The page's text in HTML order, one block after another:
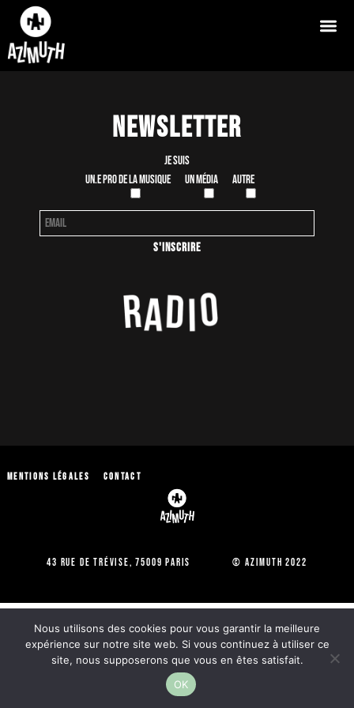
Newsletter
Je suis
Un.e pro de la musique
Un média Autre
Mentions légales Contact
43 Rue de Trévise, 75009 Paris © Azimuth 2022
Nous utilisons des cookies pour vous garantir la meilleure
expérience sur notre site web. Si vous continuez à utiliser ce
site, nous supposerons que vous en êtes satisfait.
OK